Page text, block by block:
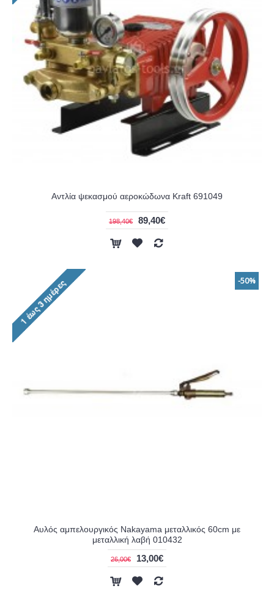
Αντλία ψεκασμού αεροκώδωνα Kraft 691049
198,40€ 89,40€
-50%
Αυλός αμπελουργικός Nakayama μεταλλικός 60cm με
μεταλλική λαβή 010432
26,00€ 13,00€